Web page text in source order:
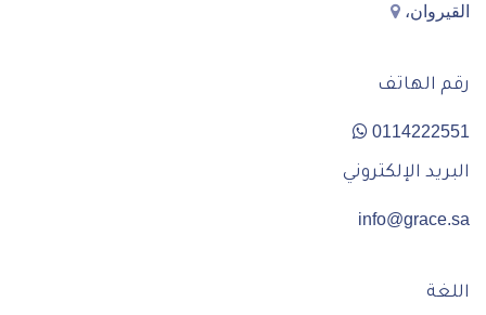
القيروان،
رقم الهاتف
0114222551
البريد الإلكتروني
info@grace.sa
اللغة